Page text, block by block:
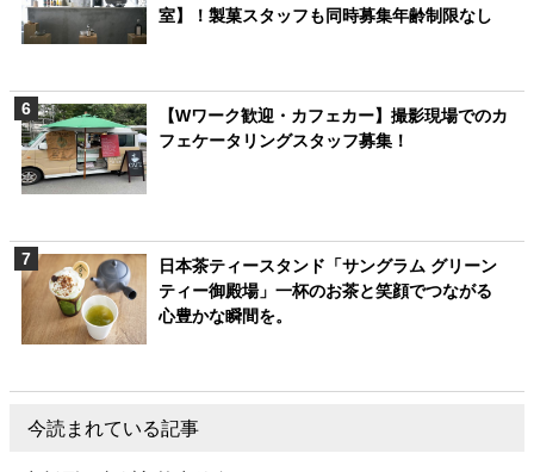
室】！製菓スタッフも同時募集年齢制限なし
【Wワーク歓迎・カフェカー】撮影現場でのカ
フェケータリングスタッフ募集！
日本茶ティースタンド「サングラム グリーン
ティー御殿場」一杯のお茶と笑顔でつながる
心豊かな瞬間を。
今読まれている記事